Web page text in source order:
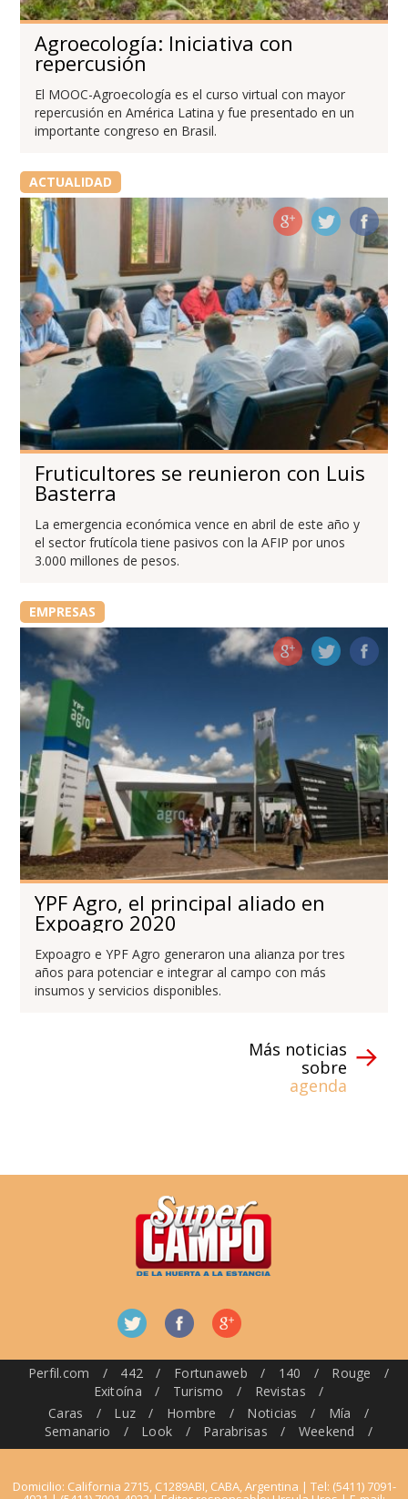
Agroecología: Iniciativa con
repercusión
El MOOC-Agroecología es el curso virtual con mayor
repercusión en América Latina y fue presentado en un
importante congreso en Brasil.
ACTUALIDAD
Fruticultores se reunieron con Luis
Basterra
La emergencia económica vence en abril de este año y
el sector frutícola tiene pasivos con la AFIP por unos
3.000 millones de pesos.
EMPRESAS
YPF Agro, el principal aliado en
Expoagro 2020
Expoagro e YPF Agro generaron una alianza por tres
años para potenciar e integrar al campo con más
insumos y servicios disponibles.
Más noticias
sobre
agenda
Perfil.com / 442 / Fortunaweb / 140 / Rouge
/
Exitoína
/ Turismo / Revistas
/
Caras
/ Luz / Hombre / Noticias / Mía
/
Semanario
/ Look / Parabrisas / Weekend /
Domicilio: California 2715, C1289ABI, CABA, Argentina | Tel: (5411) 7091-